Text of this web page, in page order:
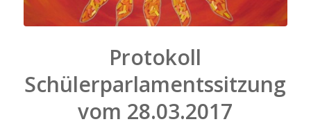
Protokoll
Schülerparlamentssitzung
vom 28.03.2017